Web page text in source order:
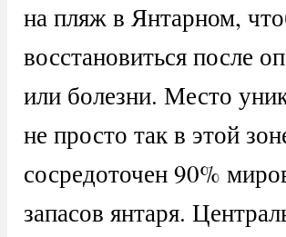
на пляж в Янтарном,
восстановиться после
или болезни. Место
не просто так в этой
сосредоточен 90%
запасов янтаря.